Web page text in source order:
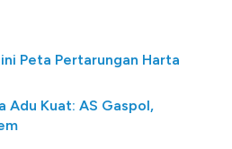
Peta Pertarungan Harta
Adu Kuat: AS Gaspol,